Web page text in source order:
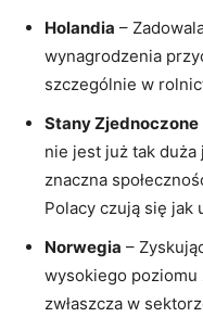
Holandia –
wynagrodzenia
szczególnie w
Stany Zjednoczone
nie jest już tak
znaczna
Polacy czują się jak
Norwegia –
wysokiego poziomu
zwłaszcza w